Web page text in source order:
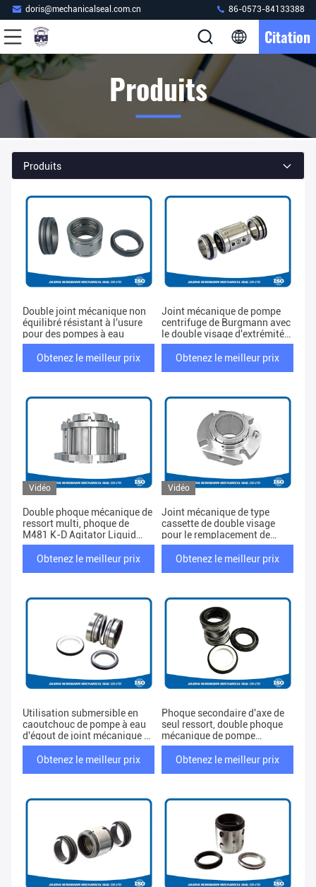
doris@mechanicalseal.com.cn 86-0573-84133388
Citation
Produits
Produits
Double joint mécanique non
équilibré résistant à l'usure
pour des pompes à eau
Obtenez le meilleur prix
Joint mécanique de pompe
centrifuge de Burgmann avec
le double visage d'extrémité
et le petit ressort
Obtenez le meilleur prix
Vidéo
Double phoque mécanique de
ressort multi, phoque de
M481 K-D Agitator Liquid
Lubricated
Obtenez le meilleur prix
Vidéo
Joint mécanique de type
cassette de double visage
pour le remplacement de
Burgmann Cartex DN
Obtenez le meilleur prix
Utilisation submersible en
caoutchouc de pompe à eau
d'égout de joint mécanique de
double de soufflet
Obtenez le meilleur prix
Phoque secondaire d'axe de
seul ressort, double phoque
mécanique de pompe
chimique
Obtenez le meilleur prix